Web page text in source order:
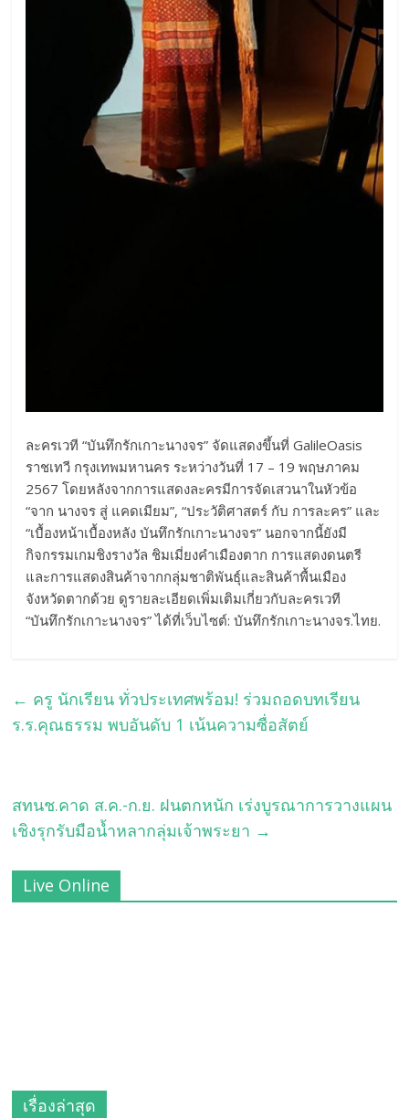
ละครเวที “บันทึกรักเกาะนางจร” จัดแสดงขึ้นที่ GalileOasis
ราชเทวี กรุงเทพมหานคร ระหว่างวันที่ 17 – 19 พฤษภาคม
2567 โดยหลังจากการแสดงละครมีการจัดเสวนาในหัวข้อ
“จาก นางจร สู่ แคดเมียม”, “ประวัติศาสตร์ กับ การละคร” และ
“เบื้องหน้าเบื้องหลัง บันทึกรักเกาะนางจร” นอกจากนี้ยังมี
กิจกรรมเกมชิงรางวัล ชิมเมี่ยงคำเมืองตาก การแสดงดนตรี
และการแสดงสินค้าจากกลุ่มชาติพันธุ์และสินค้าพื้นเมือง
จังหวัดตากด้วย ดูรายละเอียดเพิ่มเติมเกี่ยวกับละครเวที
“บันทึกรักเกาะนางจร” ได้ที่เว็บไซต์: บันทึกรักเกาะนางจร.ไทย.
← ครู นักเรียน ทั่วประเทศพร้อม! ร่วมถอดบทเรียน
ร.ร.คุณธรรม พบอันดับ 1 เน้นความซื่อสัตย์
สทนช.คาด ส.ค.-ก.ย. ฝนตกหนัก เร่งบูรณาการวางแผน
เชิงรุกรับมือน้ำหลากลุ่มเจ้าพระยา →
Live Online
เรื่องล่าสุด